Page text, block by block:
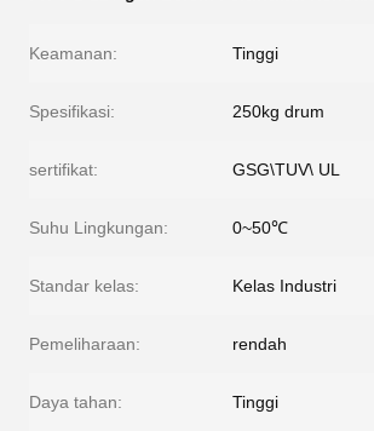
Keamanan: Tinggi
Spesifikasi: 250kg drum
sertifikat: GSG\TUV\ UL
Suhu Lingkungan: 0~50℃
Standar kelas: Kelas Industri
Pemeliharaan: rendah
Daya tahan: Tinggi